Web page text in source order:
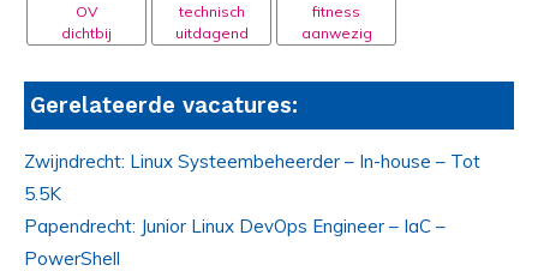
OV
dichtbij
technisch
uitdagend
fitness
aanwezig
Gerelateerde vacatures:
Zwijndrecht: Linux Systeembeheerder – In-house – Tot
5.5K
Papendrecht: Junior Linux DevOps Engineer – IaC –
PowerShell